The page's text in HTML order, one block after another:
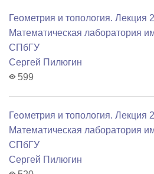
Геометрия и топология. Лекция
Математичеcкая лаборатория
СПбГУ
Сергей Пилюгин
599
Геометрия и топология. Лекция
Математичеcкая лаборатория
СПбГУ
Сергей Пилюгин